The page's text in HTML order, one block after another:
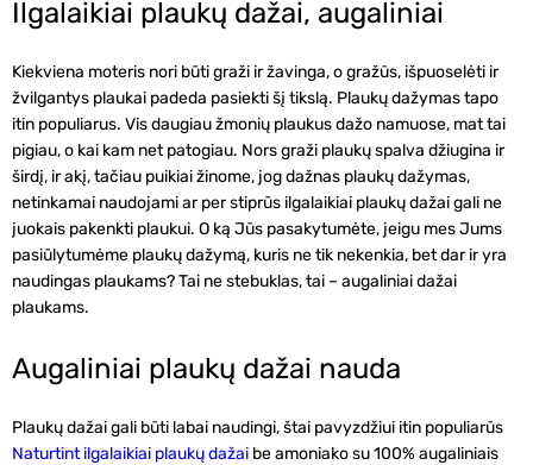
Ilgalaikiai plaukų dažai, augaliniai
Kiekviena moteris nori būti graži ir žavinga, o gražūs, išpuoselėti ir
žvilgantys plaukai padeda pasiekti šį tikslą. Plaukų dažymas tapo
itin populiarus. Vis daugiau žmonių plaukus dažo namuose, mat tai
pigiau, o kai kam net patogiau. Nors graži plaukų spalva džiugina ir
širdį, ir akį, tačiau puikiai žinome, jog dažnas plaukų dažymas,
netinkamai naudojami ar per stiprūs ilgalaikiai plaukų dažai gali ne
juokais pakenkti plaukui. O ką Jūs pasakytumėte, jeigu mes Jums
pasiūlytumėme plaukų dažymą, kuris ne tik nekenkia, bet dar ir yra
naudingas plaukams? Tai ne stebuklas, tai – augaliniai dažai
plaukams.
Augaliniai plaukų dažai nauda
Plaukų dažai gali būti labai naudingi, štai pavyzdžiui itin populiarūs
Naturtint ilgalaikiai plaukų dažai be amoniako su 100% augaliniais